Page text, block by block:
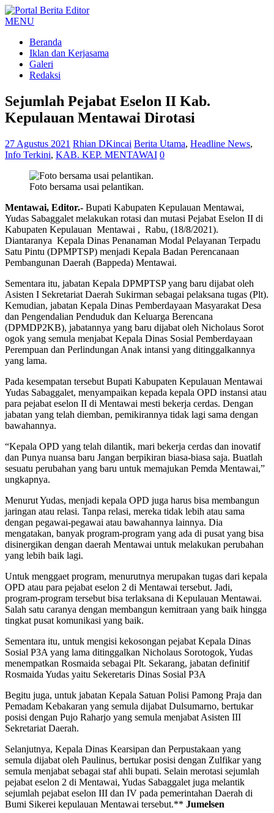
MENU
Beranda
Iklan dan Kerjasama
Galeri
Redaksi
Sejumlah Pejabat Eselon II Kab.
Kepulauan Mentawai Dirotasi
27 Agustus 2021 Rhian DKincai Berita Utama, Headline News,
Info Terkini, KAB. KEP. MENTAWAI 0
Foto bersama usai pelantikan.
Mentawai, Editor.- Bupati Kabupaten Kepulauan Mentawai,
Yudas Sabaggalet melakukan rotasi dan mutasi Pejabat Eselon II di
Kabupaten Kepulauan Mentawai , Rabu, (18/8/2021).
Diantaranya Kepala Dinas Penanaman Modal Pelayanan Terpadu
Satu Pintu (DPMPTSP) menjadi Kepala Badan Perencanaan
Pembangunan Daerah (Bappeda) Mentawai.
Sementara itu, jabatan Kepala DPMPTSP yang baru dijabat oleh
Asisten I Sekretariat Daerah Sukirman sebagai pelaksana tugas (Plt).
Kemudian, jabatan Kepala Dinas Pemberdayaan Masyarakat Desa
dan Pengendalian Penduduk dan Keluarga Berencana
(DPMDP2KB), jabatannya yang baru dijabat oleh Nicholaus Sorot
ogok yang semula menjabat Kepala Dinas Sosial Pemberdayaan
Perempuan dan Perlindungan Anak intansi yang ditinggalkannya
yang lama.
Pada kesempatan tersebut Bupati Kabupaten Kepulauan Mentawai
Yudas Sabaggalet, menyampaikan kepada kepala OPD instansi atau
para pejabat eselon II di Mentawai mesti bekerja cerdas. Dengan
jabatan yang telah diemban, pemikirannya tidak lagi sama dengan
bawahannya.
“Kepala OPD yang telah dilantik, mari bekerja cerdas dan inovatif
dan Punya nuansa baru Jangan berpikiran biasa-biasa saja. Buatlah
sesuatu perubahan yang baru untuk memajukan Pemda Mentawai,”
ungkapnya.
Menurut Yudas, menjadi kepala OPD juga harus bisa membangun
jaringan atau relasi. Tanpa relasi, mereka tidak lebih atau sama
dengan pegawai-pegawai atau bawahannya lainnya. Dia
mengatakan, banyak program-program yang ada di pusat yang bisa
disinergikan dengan daerah Mentawai untuk melakukan perubahan
yang lebih baik lagi.
Untuk menggaet program, menurutnya merupakan tugas dari kepala
OPD atau para pejabat eselon 2 di Mentawai tersebut. Jadi,
program-program tersebut bisa terlaksana di Kepulauan Mentawai.
Salah satu caranya dengan membangun kemitraan yang baik hingga
tingkat pusat komunikasi yang baik.
Sementara itu, untuk mengisi kekosongan pejabat Kepala Dinas
Sosial P3A yang lama ditinggalkan Nicholaus Sorotogok, Yudas
menempatkan Rosmaida sebagai Plt. Sekarang, jabatan definitif
Rosmaida Yudas yaitu Sekeretaris Dinas Sosial P3A
Begitu juga, untuk jabatan Kepala Satuan Polisi Pamong Praja dan
Pemadam Kebakaran yang semula dijabat Dulsumarno, bertukar
posisi dengan Pujo Raharjo yang semula menjabat Asisten III
Sekretariat Daerah.
Selanjutnya, Kepala Dinas Kearsipan dan Perpustakaan yang
semula dijabat oleh Paulinus, bertukar posisi dengan Zulfikar yang
semula menjabat sebagai staf ahli bupati. Selain merotasi sejumlah
pejabat eselon 2 di Mentawai, Yudas Sabaggalet juga melantik
sejumlah pejabat eselon III dan IV pada pemerintahan Daerah di
Bumi Sikerei kepulauan Mentawai tersebut.** Jumelsen